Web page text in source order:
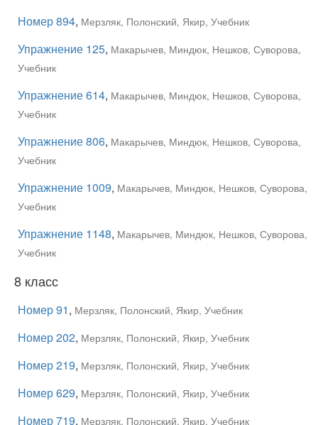
Номер 894, Мерзляк, Полонский, Якир, Учебник
Упражнение 125, Макарычев, Миндюк, Нешков, Суворова,
Учебник
Упражнение 614, Макарычев, Миндюк, Нешков, Суворова,
Учебник
Упражнение 806, Макарычев, Миндюк, Нешков, Суворова,
Учебник
Упражнение 1009, Макарычев, Миндюк, Нешков, Суворова,
Учебник
Упражнение 1148, Макарычев, Миндюк, Нешков, Суворова,
Учебник
8 класс
Номер 91, Мерзляк, Полонский, Якир, Учебник
Номер 202, Мерзляк, Полонский, Якир, Учебник
Номер 219, Мерзляк, Полонский, Якир, Учебник
Номер 629, Мерзляк, Полонский, Якир, Учебник
Номер 719, Мерзляк, Полонский, Якир, Учебник